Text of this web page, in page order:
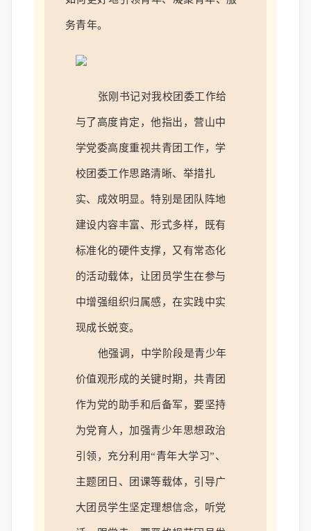
务青年。
张刚书记对我校团委工作给
与了高度肯定，他指出 ， 营山中
学党委高度重视共青团工作，学
校团委工作思路清晰、举措扎
实、成效明显。特别是 团队阵地
建设内容丰富、形式多样，既有
标准化的硬件支撑，又有常态化
的活动载体， 让团员学生在参与
中增强组织归属感，在实践中实
现成长蜕变。
他强调 ， 中学阶段是青少年
价值观形成的关键时期 ，共青团
作为党的助手和后备军，要坚持
为党育人 ，加强青少年思想政治
引领 ， 充分利用“青年大学习”、
主题团日、团课等载体，引导广
大团员学生坚定理想信念，听党